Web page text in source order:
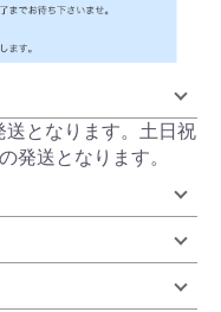
となります。土日祝
発送となります。